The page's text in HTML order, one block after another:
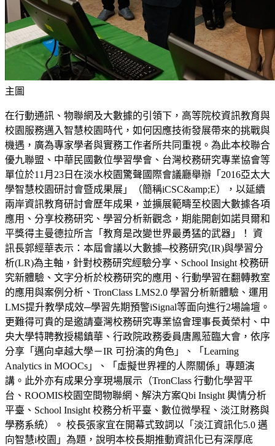
主圖
在行動通訊、物聯網及大數據的引領下，高等院校資訊教育與
校園服務邁入智慧校園時代，如何因應技術發展帶來的挑戰與
機遇，廣為專家學者與實務工作者所共同重視。為此本校聯合
優九聯盟、中華民國數位學習學會、台灣校務研究專業協會等
單位於11月23日在淡水校園驚聲國際會議廳舉辦「2016亞太大
學智慧校園研討會暨成果展」（簡稱iCSC&amp;E），以延續
兩岸資訊教育研討會歷年成果，並擴展範疇至校園大數據各項
應用、分享校務研究、學習分析新觀念，期能開創如諾貝爾和
平獎得主曼德拉所言「教育是改變世界最勇猛的武器」！ 資
訊長郭經華表示：本屆會議以大數據─校務研究(IR)與學習分
析(LR)為主軸，針對校務研究經驗分享、School Insight 校務研
究新體驗、文字分析於校務研究的應用、行動學習在翻轉教室
的應用與案例分析、TronClass LMS2.0 學習分析新體驗、運用
LMS提升教學成效─學習先期預警iSignal等面向進行2場論壇。
更難得可貴的是邀請臺灣校務研究專業協會理事長黃榮村、中
央大學特聘教授楊鎮華、行政院政務委員唐鳳蒞臨大會，依序
分享「邁向卓越大學－IR 可扮演的角色」、「Learning
Analytics in MOOCs」、「虛擬世界裡的人際關係」專題演
講。此外亦有成果分享現場展示（TronClass 行動化學習平
台、ROOMIS校園空間物聯網、解決方案Qbi Insight 輿情分析
平臺、School Insight 校務分析平臺、數位微學程、淡江財務與
學務系統）。 校長張家宜在開幕式致詞以「淡江資訊化5.0 邁
向智慧i校園」為題，說明本校長期推動資訊化已有深厚底